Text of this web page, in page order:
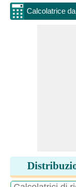
Calcolatrice